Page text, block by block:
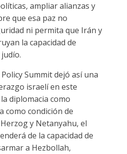
ampliar alianzas y
que esa paz no
ni permita que Irán y
la capacidad de
Summit dejó así una
israelí en este
diplomacia como
como condición de
y Netanyahu, el
de la capacidad de
a Hezbollah,